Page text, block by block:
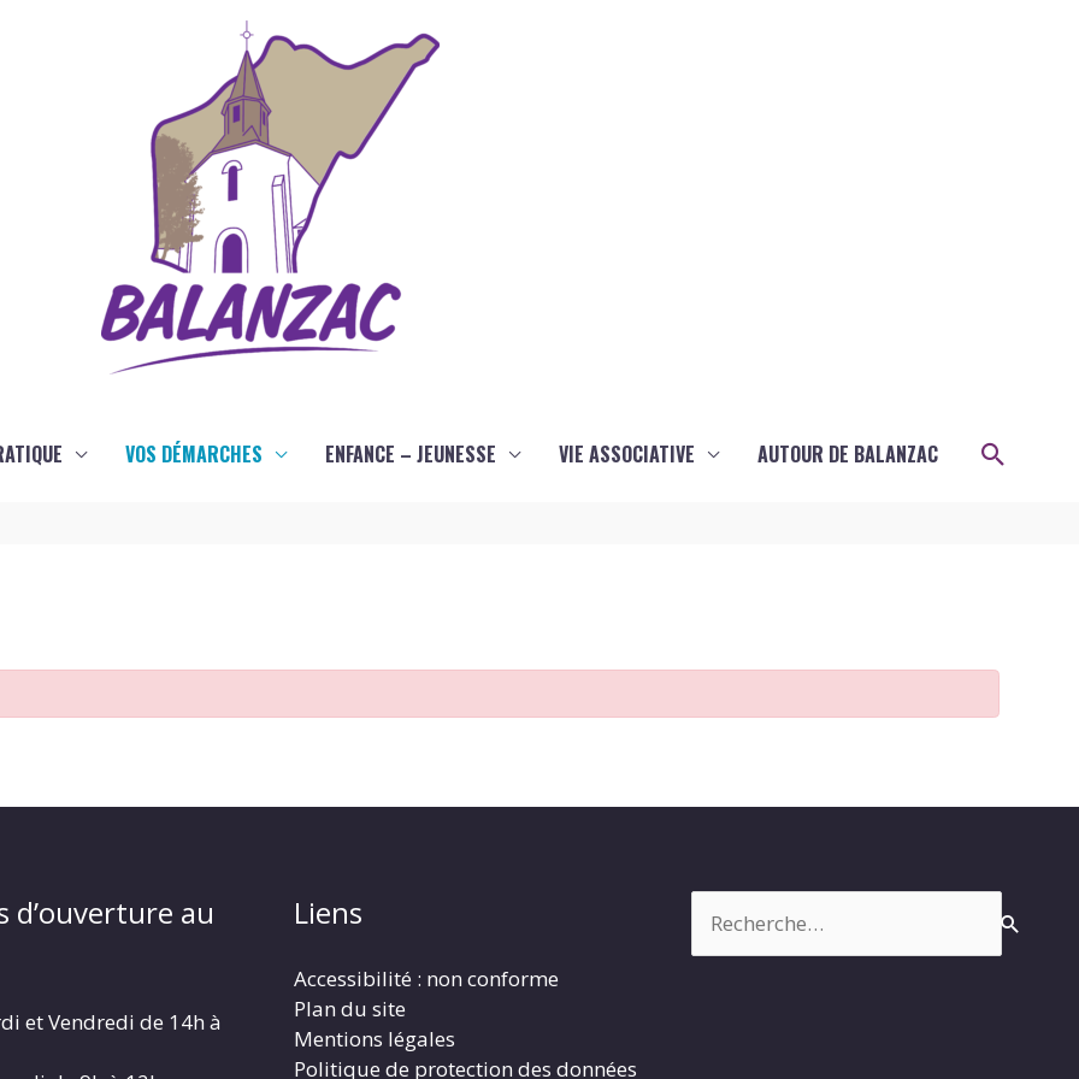
VOS DÉMARCHES ENFANCE – JEUNESSE VIE ASSOCIATIVE AUTOUR DE BALANZAC
d’ouverture au
et Vendredi de 14h à
Liens
Accessibilité : non conforme
Plan du site
Mentions légales
Politique de protection des données